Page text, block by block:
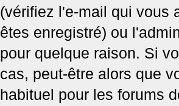
(vérifiez l'e-mail qui vous
êtes enregistré) ou
pour quelque raison. Si
cas, peut-être alors que
habituel pour les forums